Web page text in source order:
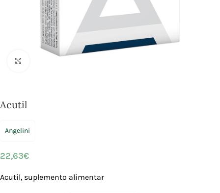
Acutil
Angelini
22,63€
Acutil, suplemento alimentar